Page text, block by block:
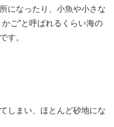
になったり、小魚や小さな
ご”と呼ばれるくらい海の
す。
しまい、ほとんど砂地にな